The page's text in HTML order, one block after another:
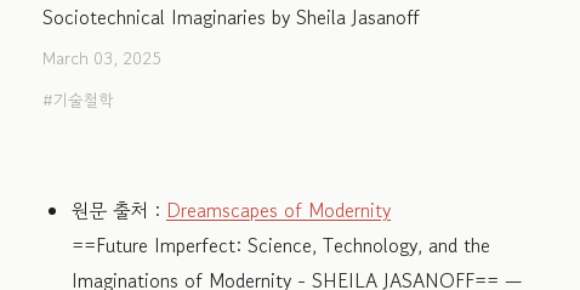
Sociotechnical Imaginaries by Sheila Jasanoff
March 03, 2025
기술철학
원문 출처 : Dreamscapes of Modernity
==Future Imperfect: Science, Technology, and the
Imaginations of Modernity - SHEILA JASANOFF== —